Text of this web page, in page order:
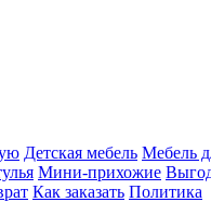
Детская мебель Мебель
Мини-прихожие
Как заказать Политика